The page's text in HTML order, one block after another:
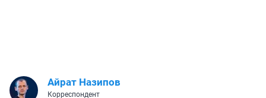
Айрат Назипов
Корреспондент